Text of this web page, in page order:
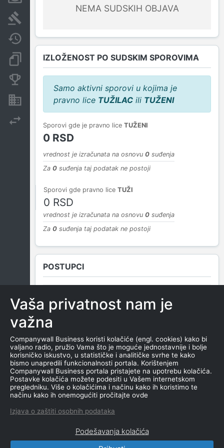
Javne nabavke
Dokumenti i objave
Konkurentske kompanije
Nekretnine i imovina
NEMA SUDSKIH OBJAVA
IZLOŽENOST PO SUDSKIM SPOROVIMA
Samo aktivni sporovi u kojima je
pravno lice TUŽILAC ili TUŽENI
Sporovi gde je pravno lice TUŽENI
0 RSD
vrednost je izračunata na osnovu 0 suđenja
Za 0 suđenja taj podatak ne postoji
Sporovi gde pravno lice TUŽI
0 RSD
vrednost je izračunata na osnovu 0 suđenja
Za 0 suđenja taj podatak ne postoji
POSTUPCI
NEMA SUDSKIH OBJAVA
ROČIŠTA
NEMA SUDSKIH OBJAVA
Vaša privatnost nam je
važna
Companywall Business koristi kolačiće (engl. cookies) kako bi
valjano radio, pružio Vama što je moguće jednostavnije i bolje
korisničko iskustvo, u statističke i analitičke svrhe te kako
bismo unapredili funkcionalnosti portala. Korištenjem
Companywall Business portala pristajete na upotrebu kolačića.
Postavke kolačića možete podesiti u Vašem internetskom
pregledniku. Više o kolačićima i načinu kako ih koristimo te
načinu kako ih onemogućiti pročitajte ovde
Izjava o zaštiti osobnih podataka
Podešavanja kolačića